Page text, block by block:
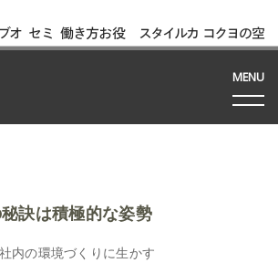
オ セミ
ナー
働き方お役
立ち資料
スタイルカ
タログ
コクヨの空
間って!?
MENU
訣は積極的な姿勢
内の環境づくりに生かす